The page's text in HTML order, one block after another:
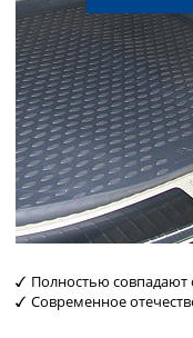
Полностью совпадают
Современное